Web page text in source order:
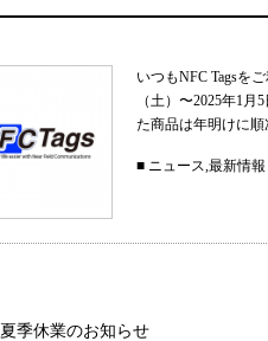
いつもNFC Tagsを
（土）〜2025年1
た商品は年明けに
■ ニュース,最新情報
夏季休業のお知らせ